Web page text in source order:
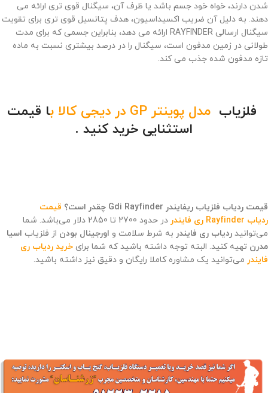
شدن دارند، خواه خود جسم باشد یا ظرف آن، سیگنال قوی تری ارائه می
دهند. به دلیل آن ضریب اکسیداسیون، هدف پتانسیل قوی تری برای تقویت
سیگنال ارسالی RAYFINDER ارائه می دهد، بنابراین جسمی که برای مدت
طولانی در زمین مدفون است، سیگنال را در درصد بیشتری نسبت به ماده
تازه مدفون شده جذب می کند.
فلزیاب مدل پوینتر GP در دیجی کالا با قیمت
استثنایی خرید کنید .
قیمت ردیاب فلزیاب ریفایندر Gdi Rayfinder چقدر است؟
قیمت
ردیاب Rayfinder ری فایندر
در حدود 2700 تا 2850 دلار می‌باشد. شما
می‌توانید ردیاب ری فایندر به شرط سلامت و اورجینال بودن از فلزیاب اسیا
مدرن تهیه کنید. البته توجه داشته باشید که شما برای خرید ردیاب ری
فایندر می‌توانید یک مشاوره کاملا رایگان و دقیق نیز داشته باشید.